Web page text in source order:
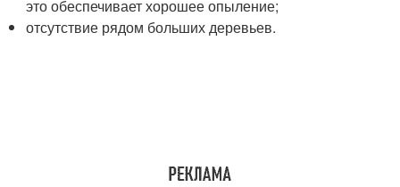
это обеспечивает хорошее опыление;
отсутствие рядом больших деревьев.